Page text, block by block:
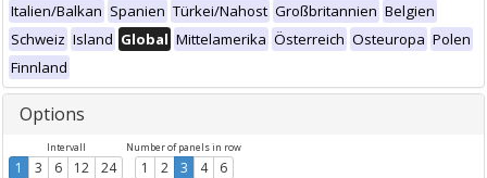
Italien/Balkan Spanien Türkei/Nahost Großbritannien Belgien
Schweiz Island Global Mittelamerika Österreich Osteuropa Polen
Finnland
Options
Intervall
1 3 6 12 24
Number of panels in row
1 2 3 4 6